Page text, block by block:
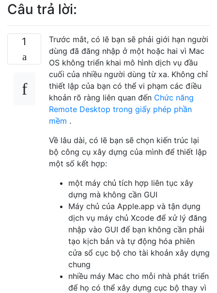
Câu trả lời:
1
Trước mắt, có lẽ bạn sẽ phải giới hạn người
dùng đã đăng nhập ở một hoặc hai vì Mac
OS không triển khai mô hình dịch vụ đầu
cuối của nhiều người dùng từ xa. Không chỉ
thiết lập của bạn có thể vi phạm các điều
khoản rõ ràng liên quan đến Chức năng
Remote Desktop trong giấy phép phần
mềm .
Về lâu dài, có lẽ bạn sẽ chọn kiến ​​trúc lại
bộ công cụ xây dựng của mình để thiết lập
một số kết hợp:
một máy chủ tích hợp liên tục xây
dựng mà không cần GUI
Máy chủ của Apple.app và tận dụng
dịch vụ máy chủ Xcode để xử lý đăng
nhập vào GUI để bạn không cần phải
tạo kịch bản và tự động hóa phiên
cửa sổ cục bộ cho tài khoản xây dựng
chung
nhiều máy Mac cho mỗi nhà phát triển
để họ có thể xây dựng cục bộ thay vì